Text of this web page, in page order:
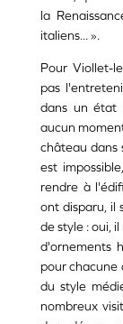
la
italiens... ».
Pour Viollet-
pas
dans un état
aucun
château dans
est
rendre à
ont disparu, il
de style : oui,
d'ornements
pour chacune
du style
nombreux